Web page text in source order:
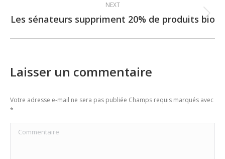
NEXT
Next
Les sénateurs suppriment 20% de produits bio
Laisser un commentaire
Votre adresse e-mail ne sera pas publiée Champs requis marqués avec
*
Commentaire